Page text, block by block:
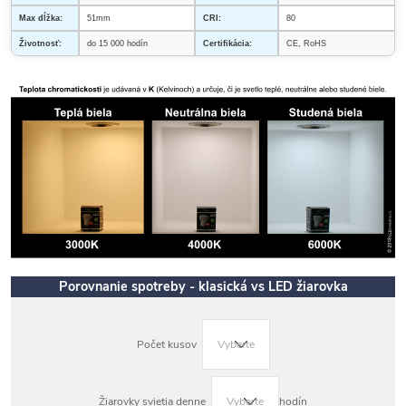
Max dĺžka: 51mm CRI: 80
Životnosť: do 15 000 hodín Certifikácia: CE, RoHS
Porovnanie spotreby - klasická vs LED žiarovka
Počet kusov
Žiarovky svietia denne hodín